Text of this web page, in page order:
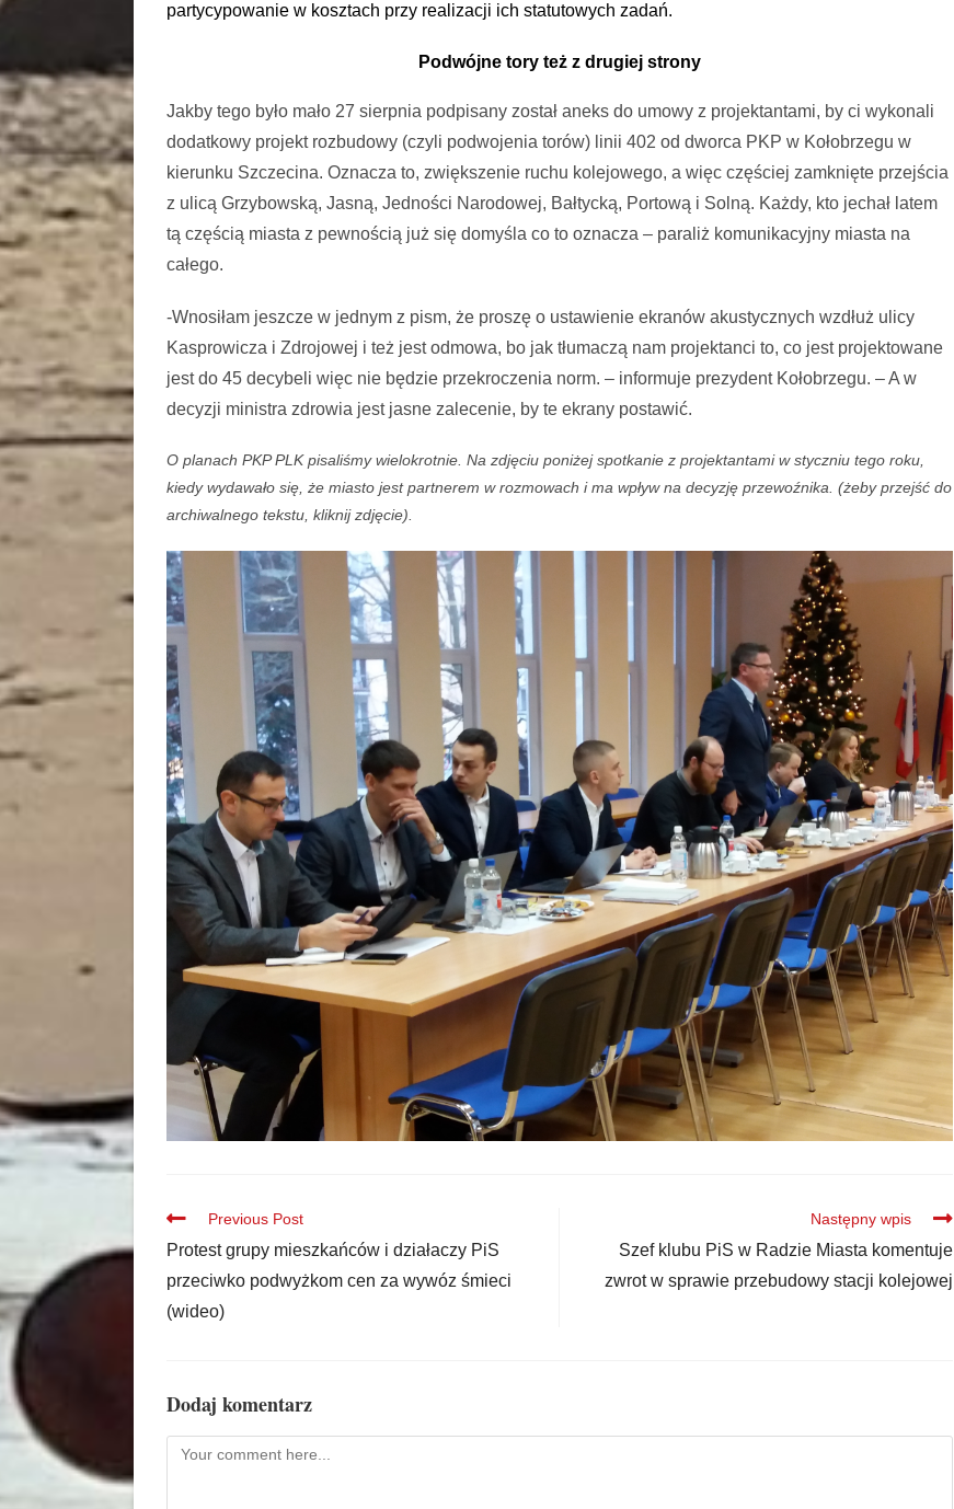
partycypowanie w kosztach przy realizacji ich statutowych zadań.
Podwójne tory też z drugiej strony
Jakby tego było mało 27 sierpnia podpisany został aneks do umowy z projektantami, by ci wykonali
dodatkowy projekt rozbudowy (czyli podwojenia torów) linii 402 od dworca PKP w Kołobrzegu w
kierunku Szczecina. Oznacza to, zwiększenie ruchu kolejowego, a więc częściej zamknięte przejścia
z ulicą Grzybowską, Jasną, Jedności Narodowej, Bałtycką, Portową i Solną. Każdy, kto jechał latem
tą częścią miasta z pewnością już się domyśla co to oznacza – paraliż komunikacyjny miasta na
całego.
-Wnosiłam jeszcze w jednym z pism, że proszę o ustawienie ekranów akustycznych wzdłuż ulicy
Kasprowicza i Zdrojowej i też jest odmowa, bo jak tłumaczą nam projektanci to, co jest projektowane
jest do 45 decybeli więc nie będzie przekroczenia norm. – informuje prezydent Kołobrzegu. – A w
decyzji ministra zdrowia jest jasne zalecenie, by te ekrany postawić.
O planach PKP PLK pisaliśmy wielokrotnie. Na zdjęciu poniżej spotkanie z projektantami w styczniu tego roku,
kiedy wydawało się, że miasto jest partnerem w rozmowach i ma wpływ na decyzję przewoźnika. (żeby przejść do
archiwalnego tekstu, kliknij zdjęcie).
Previous Post
Protest grupy mieszkańców i działaczy PiS
przeciwko podwyżkom cen za wywóz śmieci
(wideo)
Następny wpis
Szef klubu PiS w Radzie Miasta komentuje
zwrot w sprawie przebudowy stacji kolejowej
Dodaj komentarz